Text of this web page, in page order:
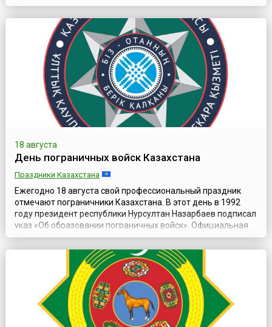
Указом Президента РФ № 1011 от 23 мая 1994 года, «в
целях возрождения исторических традиций России и её
пограничных войск». Без преувеличения можно сказать,
что история данного рода войск исчис...
18 августа
День пограничных войск Казахстана
Праздники Казахстана
Ежегодно 18 августа свой профессиональный праздник
отмечают пограничники Казахстана. В этот день в 1992
году президент республики Нурсултан Назарбаев подписал
указ «Об образовании пограничных войск». Официальная
дата появилась в календаре государственных праздников
Казахстана в августе 2012 года.Сегодня Пограничная
служба Комитета национальной безопасности Республики
Казахстан (каз. Қазақстан ...